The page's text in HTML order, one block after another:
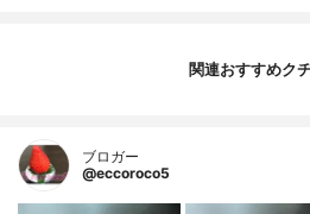
関連おすすめク
ブロガー
@eccoroco5